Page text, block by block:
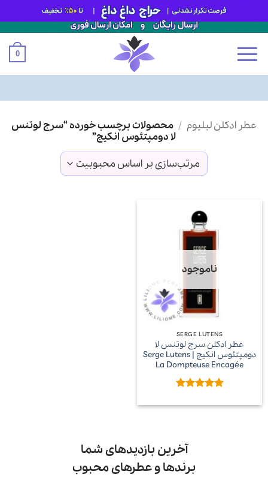
0
عطر ادکلن لیلیوم / محصولات برچسب خورده “سرج لوتنس
لا دومپتئوس انکیج”
ناموجود
SERGE LUTENS
عطر ادکلن سرج لوتنس لا
دومپتئوس انکیج | Serge Lutens
La Dompteuse Encagée
5
آخرین بازدیدهای شما
برندها و عطرهای محبوب